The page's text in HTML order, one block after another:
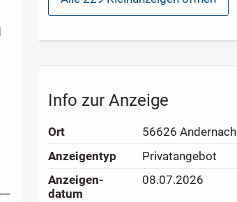
gängigen...
Info zur Anzeige
Ort
56626 Andernach
Anzeigen­typ
Privatangebot
Anzeigen­
datum
08.07.2026